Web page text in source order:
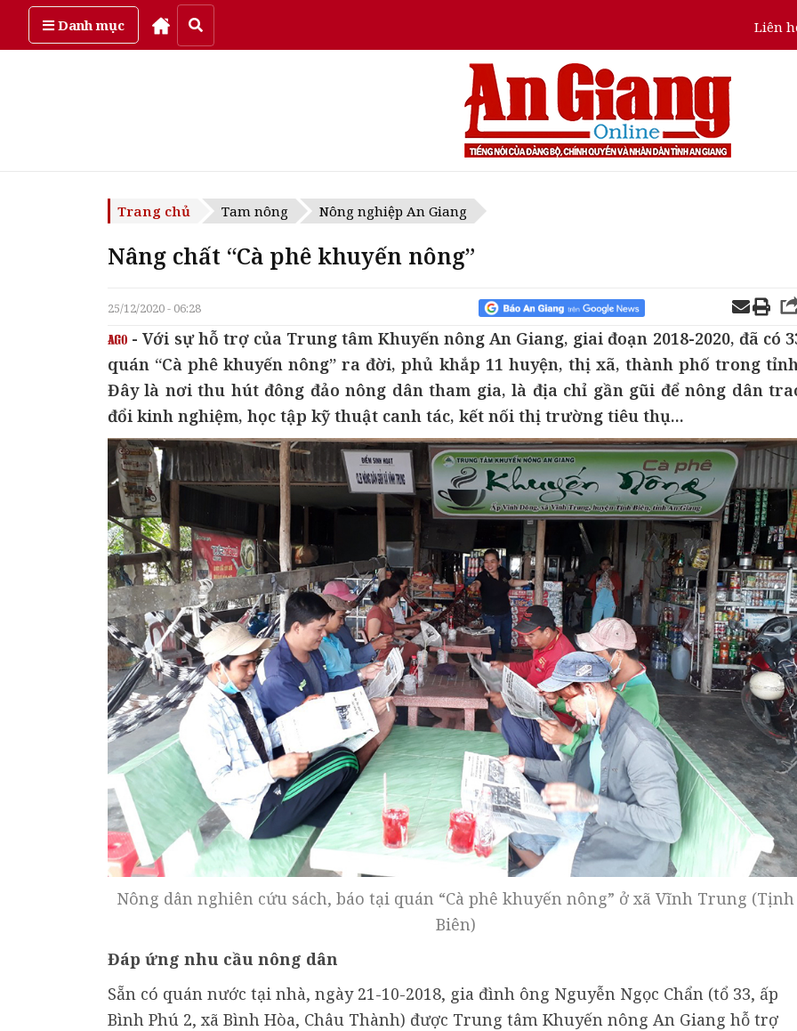
Danh mục Liên
Thứ năm, ngày 6/08/2026
Trang chủ Tam nông Nông nghiệp An Giang
Nâng chất “Cà phê khuyến nông”
25/12/2020 - 06:28
- Với sự hỗ trợ của Trung tâm Khuyến nông An Giang, giai đoạn 2018-2020, đã có
quán “Cà phê khuyến nông” ra đời, phủ khắp 11 huyện, thị xã, thành phố trong
Đây là nơi thu hút đông đảo nông dân tham gia, là địa chỉ gần gũi để nông dân
đổi kinh nghiệm, học tập kỹ thuật canh tác, kết nối thị trường tiêu thụ...
Nông dân nghiên cứu sách, báo tại quán “Cà phê khuyến nông” ở xã Vĩnh Trung (Tịnh
Biên)
Đáp ứng nhu cầu nông dân
Sẵn có quán nước tại nhà, ngày 21-10-2018, gia đình ông Nguyễn Ngọc Chẩn (tổ 33, ấp
Bình Phú 2, xã Bình Hòa, Châu Thành) được Trung tâm Khuyến nông An Giang hỗ trợ